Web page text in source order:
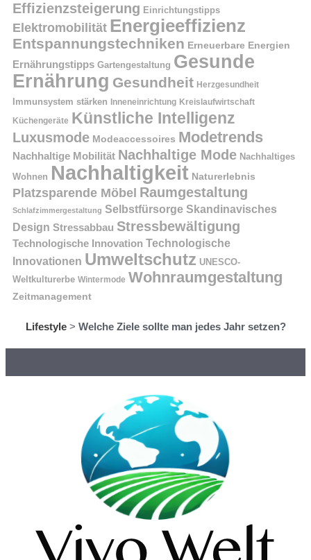
Effizienzsteigerung Einrichtungstipps
Elektromobilität Energieeffizienz
Entspannungstechniken Erneuerbare Energien
Ernährungstipps Gartengestaltung Gesunde
Ernährung Gesundheit Herzgesundheit
Immunsystem stärken Inneneinrichtung Kreislaufwirtschaft
Küchengeräte Künstliche Intelligenz
Luxusmode Modeaccessoires Modetrends
Nachhaltige Mobilität Nachhaltige Mode Nachhaltiges
Wohnen Nachhaltigkeit Naturerlebnis
Platzsparende Möbel Raumgestaltung
Schlafzimmergestaltung Selbstfürsorge Skandinavisches
Design Stressabbau Stressbewältigung
Technologische Innovation Technologische
Innovationen Umweltschutz UNESCO-
Weltkulturerbe Wintermode Wohnraumgestaltung
Zeitmanagement
Lifestyle> Welche Ziele sollte man jedes Jahr setzen?